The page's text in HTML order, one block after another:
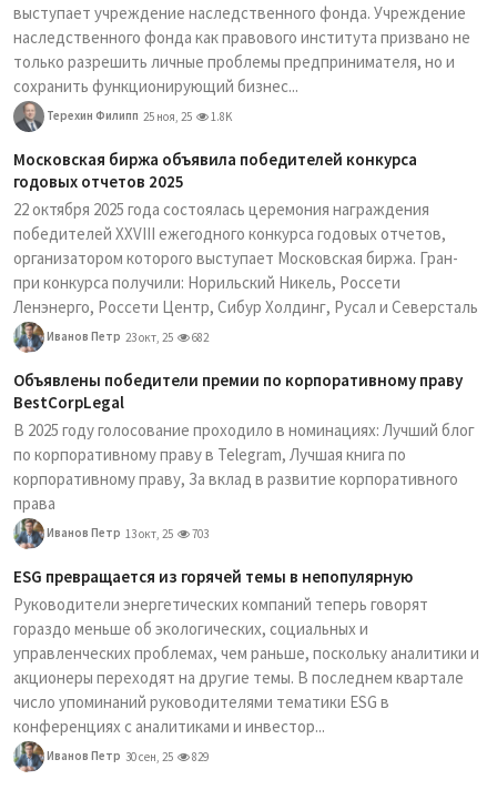
выступает учреждение наследственного фонда. Учреждение
наследственного фонда как правового института призвано не
только разрешить личные проблемы предпринимателя, но и
сохранить функционирующий бизнес...
Терехин Филипп 25 ноя, 25 1.8K
Московская биржа объявила победителей конкурса
годовых отчетов 2025
22 октября 2025 года состоялась церемония награждения
победителей XXVIII ежегодного конкурса годовых отчетов,
организатором которого выступает Московская биржа. Гран-
при конкурса получили: Норильский Никель, Россети
Ленэнерго, Россети Центр, Сибур Холдинг, Русал и Северсталь
Иванов Петр 23 окт, 25 682
Объявлены победители премии по корпоративному праву
BestCorpLegal
В 2025 году голосование проходило в номинациях: Лучший блог
по корпоративному праву в Telegram, Лучшая книга по
корпоративному праву, За вклад в развитие корпоративного
права
Иванов Петр 13 окт, 25 703
ESG превращается из горячей темы в непопулярную
Руководители энергетических компаний теперь говорят
гораздо меньше об экологических, социальных и
управленческих проблемах, чем раньше, поскольку аналитики и
акционеры переходят на другие темы. В последнем квартале
число упоминаний руководителями тематики ESG в
конференциях с аналитиками и инвестор...
Иванов Петр 30 сен, 25 829